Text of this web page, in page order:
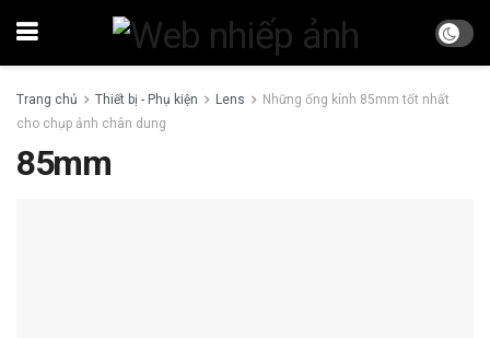
Trang chủ Thiết bị - Phụ kiện Lens
Những ống kính 85mm tốt nhất
cho chụp ảnh chân dung
85mm